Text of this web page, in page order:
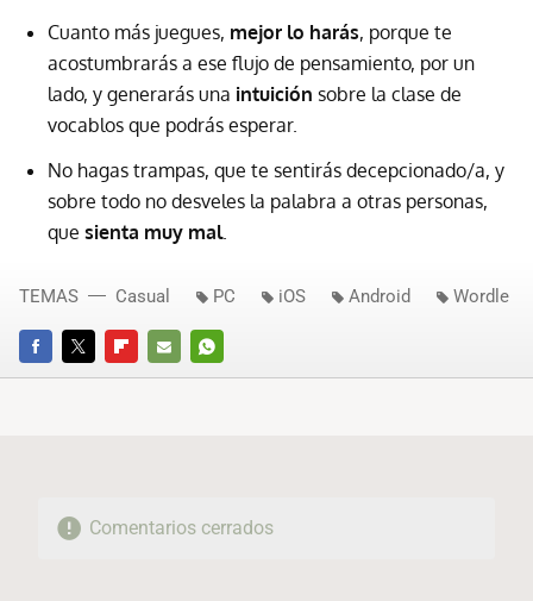
Cuanto más juegues, mejor lo harás, porque te
acostumbrarás a ese flujo de pensamiento, por un
lado, y generarás una intuición sobre la clase de
vocablos que podrás esperar.
No hagas trampas, que te sentirás decepcionado/a, y
sobre todo no desveles la palabra a otras personas,
que sienta muy mal.
FACEBOOKTWITTERFLIPBOARD
E-
WHATSAPP
TEMAS Casual PC iOS Android Wordle
Comentarios cerrados